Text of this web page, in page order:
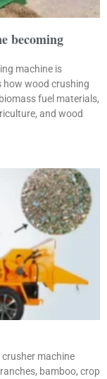
becoming
machine is
how wood crushing
fuel materials,
and wood
machine
bamboo, crop